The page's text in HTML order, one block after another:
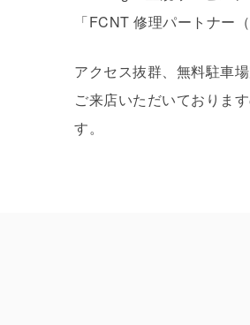
「FCNT 修理パートナー
アクセス抜群、無料駐車
ご来店いただいておりま
す。